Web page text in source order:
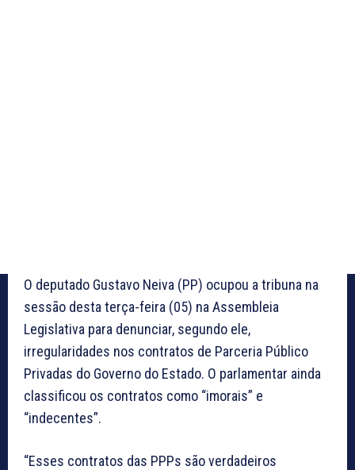
O deputado Gustavo Neiva (PP) ocupou a tribuna na
sessão desta terça-feira (05) na Assembleia
Legislativa para denunciar, segundo ele,
irregularidades nos contratos de Parceria Público
Privadas do Governo do Estado. O parlamentar ainda
classificou os contratos como “imorais” e
“indecentes”.
“Esses contratos das PPPs são verdadeiros